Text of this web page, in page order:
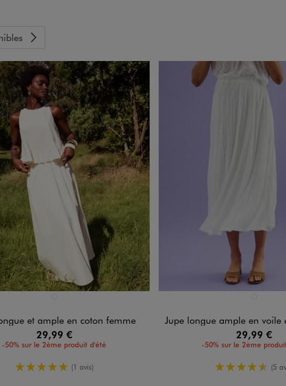
et ample en coton femme
29,99 €
-50% sur le 2ème produit d'été
5/5 de moyenne
(1 avis)
Jupe longue ample en voile extensible
29,99 €
-50% sur le 2ème
4.5/5 de(5